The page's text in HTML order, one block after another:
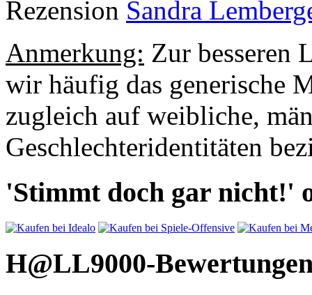
Rezension Sandra
Anmerkung: Zur besseren
wir häufig das generische
zugleich auf weibliche,
Geschlechteridentitäten
'Stimmt doch gar nicht!'
H@LL9000-